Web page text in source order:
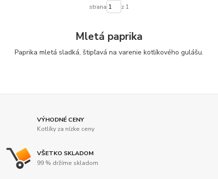
strana z 1
Mletá paprika
Paprika mletá sladká, štipľavá na varenie kotlíkového gulášu.
VÝHODNÉ CENY
Kotlíky za nízke ceny
VŠETKO SKLADOM
99 % držíme skladom